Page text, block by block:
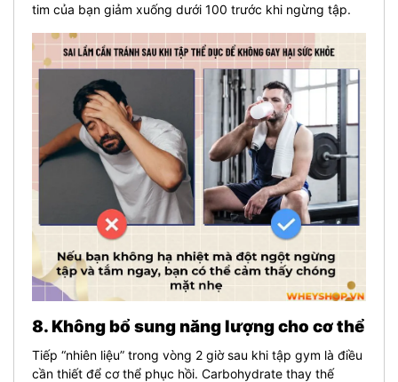
tim của bạn giảm xuống dưới 100 trước khi ngừng tập.
8. Không bổ sung năng lượng cho cơ thể
Tiếp “nhiên liệu” trong vòng 2 giờ sau khi tập gym là điều
cần thiết để cơ thể phục hồi. Carbohydrate thay thế